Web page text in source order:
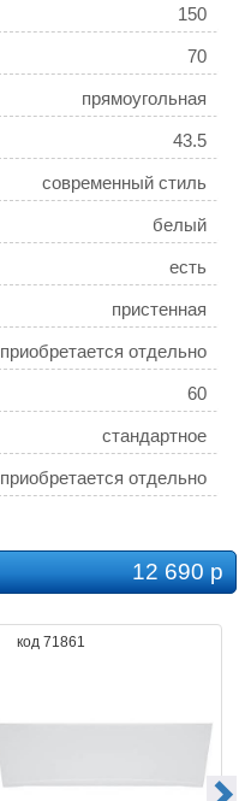
150
70
прямоугольная
43.5
современный стиль
белый
есть
пристенная
приобретается отдельно
60
стандартное
приобретается отдельно
0.4
нет
12 690 р
код 71861